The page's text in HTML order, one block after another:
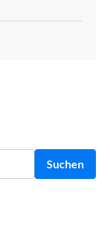
Suchen